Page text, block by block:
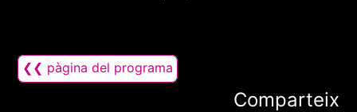
❮❮ pàgina del programa
Comparteix